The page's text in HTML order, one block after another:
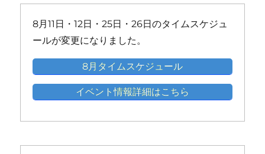
ト)
ト)
ト)
ト)
ト)
8月11日・12日・25日・26日のタイムスケジュ
ールが変更になりました。
8月タイムスケジュール
イベント情報詳細はこちら